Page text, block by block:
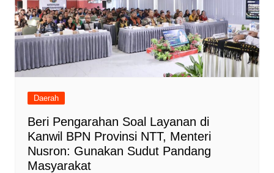
Daerah
Beri Pengarahan Soal Layanan di
Kanwil BPN Provinsi NTT, Menteri
Nusron: Gunakan Sudut Pandang
Masyarakat